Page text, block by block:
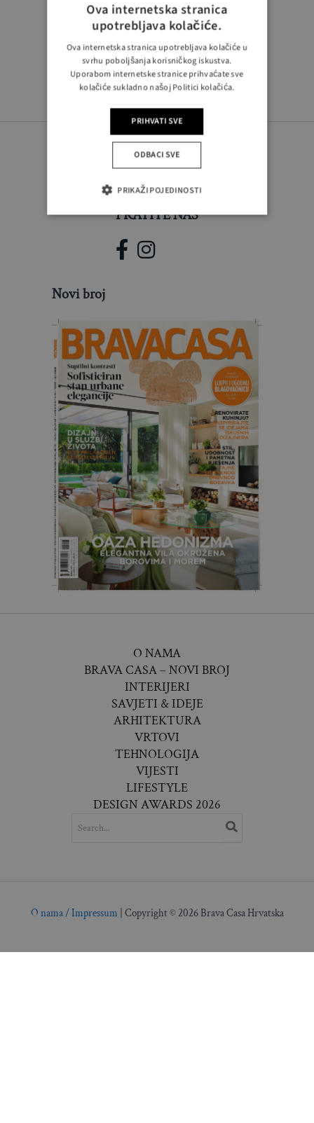
PRATITE NAS
Novi broj
O NAMA
BRAVA CASA – NOVI BROJ
INTERIJERI
SAVJETI & IDEJE
ARHITEKTURA
VRTOVI
TEHNOLOGIJA
VIJESTI
LIFESTYLE
DESIGN AWARDS 2026
FOR:
O nama / Impressum | Copyright © 2026 Brava Casa Hrvatska
Ova internetska stranica
upotrebljava kolačiće.
Ova internetska stranica upotrebljava kolačiće u
svrhu poboljšanja korisničkog iskustva.
Uporabom internetske stranice prihvaćate sve
kolačiće sukladno našoj Politici kolačića.
PRIHVATI SVE
ODBACI SVE
PRIKAŽI POJEDINOSTI